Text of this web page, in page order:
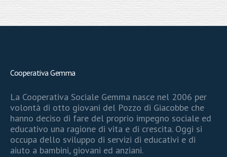
Cooperativa Gemma
La Cooperativa Sociale Gemma nasce nel 2006 per
volontà di otto giovani del Pozzo di Giacobbe che
hanno deciso di fare del proprio impegno sociale ed
educativo una ragione di vita e di crescita. Oggi si
occupa dello sviluppo di servizi di educativi e di
aiuto a bambini, giovani ed anziani.